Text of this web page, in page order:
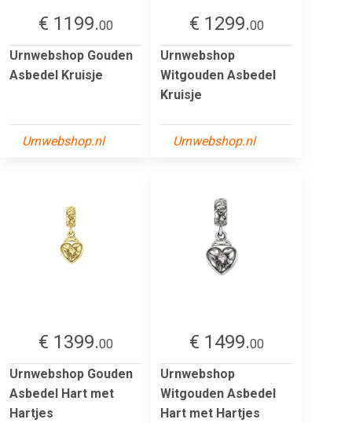
€ 1199.00
Urnwebshop Gouden
Asbedel Kruisje
Urnwebshop.nl
€ 1299.00
Urnwebshop
Witgouden Asbedel
Kruisje
Urnwebshop.nl
€ 1399.00
Urnwebshop Gouden
Asbedel Hart met
Hartjes
€ 1499.00
Urnwebshop
Witgouden Asbedel
Hart met Hartjes